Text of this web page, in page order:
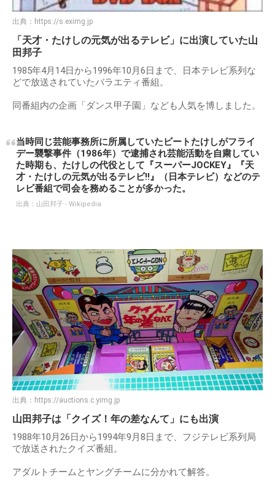
出典： https://s.eximg.jp
「天才・たけしの元気が出るテレビ」に出演していた山
田邦子
1985年4月14日から1996年10月6日まで、日本テレビ系列な
どで放送されていたバラエティ番組。
同番組内の企画「ダンス甲子園」なども人気を博しました。
当時同じ芸能事務所に所属していたビートたけしがフライ
デー襲撃事件（1986年）で逮捕され芸能活動を自粛してい
た時期も、たけしの代役として『スーパーJOCKEY』『天
才・たけしの元気が出るテレビ!!』（日本テレビ）などのテ
レビ番組で司会を務めることが多かった。
出典： 山田邦子 - Wikipedia
出典： https://auctions.c.yimg.jp
山田邦子は「クイズ！年の差なんて」にも出演
1988年10月26日から1994年9月8日まで、フジテレビ系列局
で放送されたクイズ番組。
アダルトチームとヤングチームに分かれて解答。